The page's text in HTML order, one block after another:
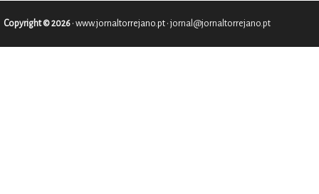
Copyright © 2026 • www.jornaltorrejano.pt • jornal@jornaltorrejano.pt